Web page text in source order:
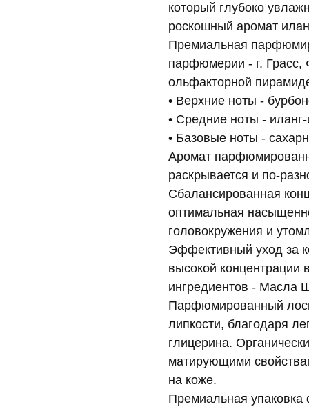
который глубоко
роскошный аромат
Премиальная
парфюмерии - г. Грасс,
ольфакторной
• Верхние ноты -
• Средние ноты -
• Базовые ноты -
Аромат
раскрывается и по-
Сбалансированная
оптимальная
головокружения и
Эффективный уход за
высокой концентрации
ингредиентов - Масла
Парфюмированный
липкости, благодаря
глицерина.
матирующими
на коже.
Премиальная упаковка